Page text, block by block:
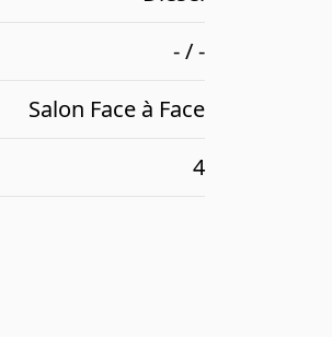
- / -
Salon Face à Face
4